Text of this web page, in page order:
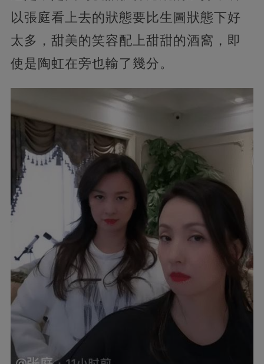
以張庭看上去的狀態要比生圖狀態下好
太多，甜美的笑容配上甜甜的酒窩，即
使是陶虹在旁也輸了幾分。